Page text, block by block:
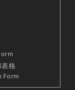
格
Form